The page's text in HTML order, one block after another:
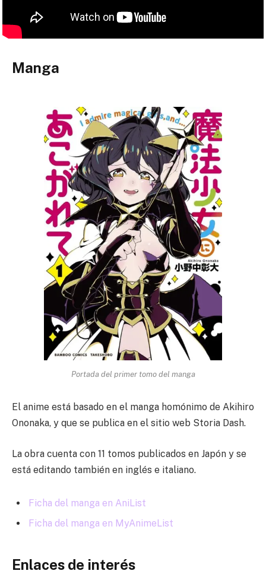
Manga
El anime está basado en el manga homónimo de Akihiro
Ononaka, y que se publica en el sitio web Storia Dash.
La obra cuenta con 11 tomos publicados en Japón y se
está editando también en inglés e italiano.
Ficha del manga en AniList
Ficha del manga en MyAnimeList
Portada del primer tomo del manga
Enlaces de interés